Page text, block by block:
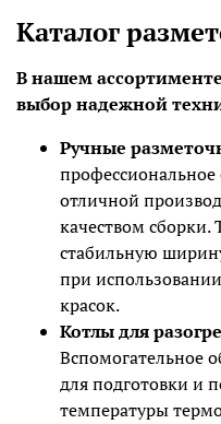
Каталог
В нашем
выбор надежной
Ручные
отличной
качеством сборки.
стабильную
при
красок.
Котлы для
Вспомогательное
для подготовки и
температуры